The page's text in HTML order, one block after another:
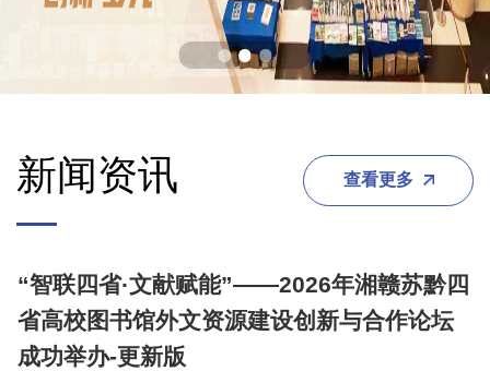
新闻资讯 查看更多
“智联四省·文献赋能”——2026年湘赣苏黔四
省高校图书馆外文资源建设创新与合作论坛
成功举办-更新版